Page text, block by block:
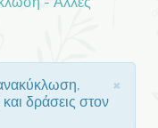
×
δράσεις στον